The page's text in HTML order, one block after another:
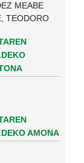
MEABE
TEODORO
AMONA